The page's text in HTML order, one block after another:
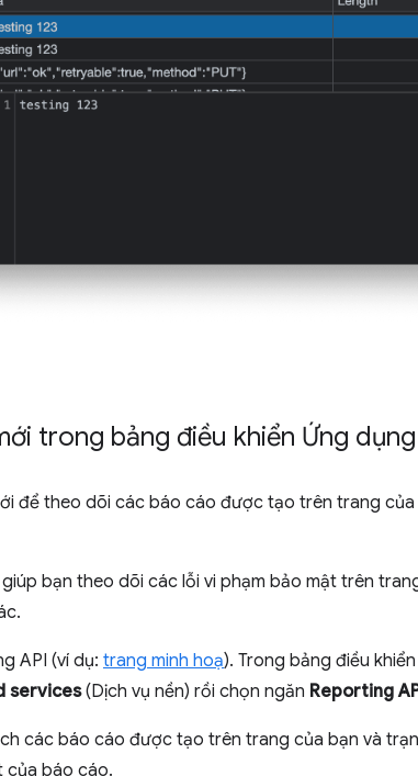
trong bảng điều khiển Ứng dụng
để theo dõi các báo cáo được tạo trên trang
bạn theo dõi các lỗi vi phạm bảo mật trên
API (ví dụ: trang minh hoạ). Trong bảng điều
services(Dịch vụ nền) rồi chọn ngăn Reporting
các báo cáo được tạo trên trang của bạn và
của báo cáo.